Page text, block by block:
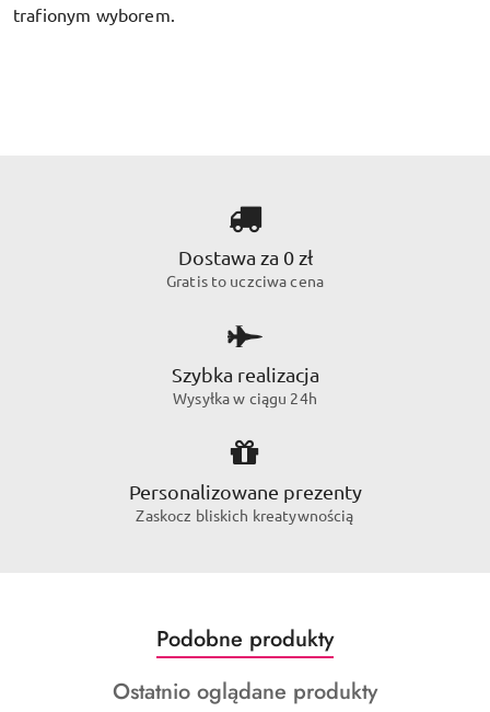
trafionym wyborem.
Dostawa za 0 zł
Gratis to uczciwa cena
Szybka realizacja
Wysyłka w ciągu 24h
Personalizowane prezenty
Zaskocz bliskich kreatywnością
Pomiń karuzelę produktów
Produkty
o
statusie:
Podobne produkty
Produkty
Ostatnio oglądane produkty